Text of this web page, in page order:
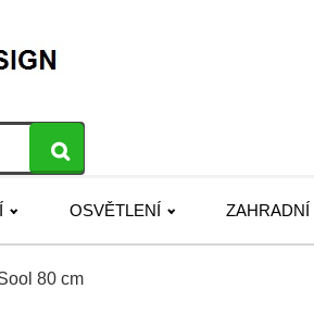
OSVĚTLENÍ ZAHRADNÍ
80 cm